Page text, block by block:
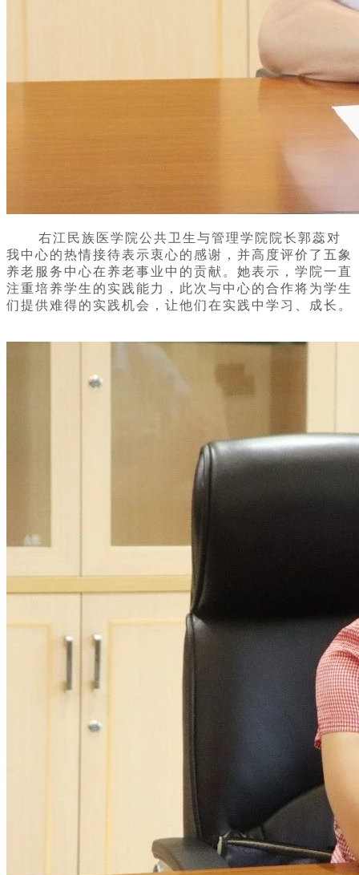
右江民族医学院公共卫生与管理学院院长郭蕊对
我中心的热情接待表示衷心的感谢，并高度评价了 五象
养老服务中心在养老事业中的贡献。她表示，学院一直
注重培养学生的实践能力，此次与中心的合作将为学生
们提供难得的实践机会，让他们在实践中学习、成长。